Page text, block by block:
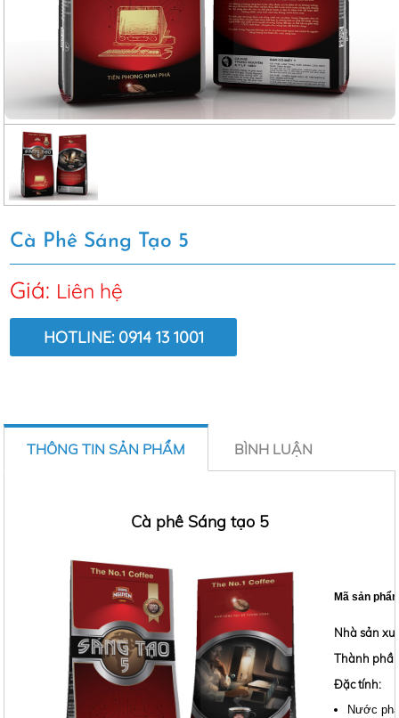
Cà Phê Sáng Tạo 5
Giá: Liên hệ
HOTLINE: 0914 13 1001
THÔNG TIN SẢN PHẨM BÌNH LUẬN
Cà phê Sáng tạo 5
Mã sản
Nhà sản
Thành
Đặc tính:
Nước